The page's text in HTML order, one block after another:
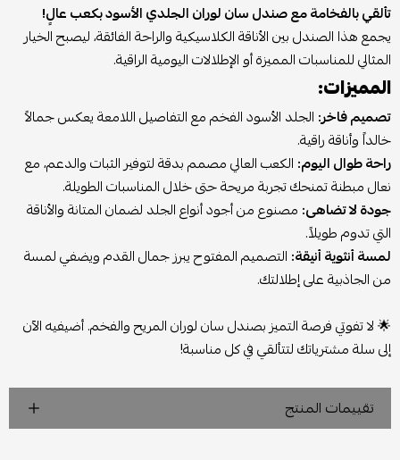
تألقي بالفخامة مع صندل سان لوران الجلدي الأسود بكعب عالٍ!
يجمع هذا الصندل بين الأناقة الكلاسيكية والراحة الفائقة، ليصبح الخيار
المثالي للمناسبات المميزة أو الإطلالات اليومية الراقية.
المميزات:
تصميم فاخر: الجلد الأسود الفخم مع التفاصيل اللامعة يعكس جمالاً
خالداً وأناقة راقية.
راحة طوال اليوم: الكعب العالي مصمم بدقة لتوفير الثبات والدعم، مع
نعال مبطنة تمنحك تجربة مريحة حتى خلال المناسبات الطويلة.
جودة لا تضاهى: مصنوع من أجود أنواع الجلد لضمان المتانة والأناقة
التي تدوم طويلاً.
لمسة أنثوية أنيقة: التصميم المفتوح يبرز جمال القدم ويضفي لمسة
من الجاذبية على إطلالتك.
🌟 لا تفوتي فرصة التميز بصندل سان لوران المريح والفخم. أضيفيه الآن
إلى سلة مشترياتك لتتألقي في كل مناسبة!
تقييمات المنتج